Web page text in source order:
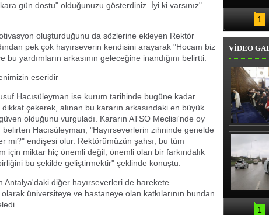
gün dostu" olduğunuzu gösterdiniz. İyi ki varsınız"
oluşturduğunu da sözlerine ekleyen Rektör
pek çok hayırseverin kendisini arayarak "Hocam biz
yardımların arkasının geleceğine inandığını belirtti.
eseridir
Hacısüleyman ise kurum tarihinde bugüne kadar
dikkat çekerek, alınan bu kararın arkasındaki en büyük
olduğunu vurguladı. Kararın ATSO Meclisi'nde oy
belirten Hacısüleyman, "Hayırseverlerin zihninde genelde
mi?" endişesi olur. Rektörümüzün şahsı, bu tüm
için miktar hiç önemli değil, önemli olan bir farkındalık
bu şekilde geliştirmektir" şeklinde konuştu.
Antalya'daki diğer hayırseverleri de harekete
üniversiteye ve hastaneye olan katkılarının bundan
1
VİDEO
Erbaş,
Veli
teravih
1